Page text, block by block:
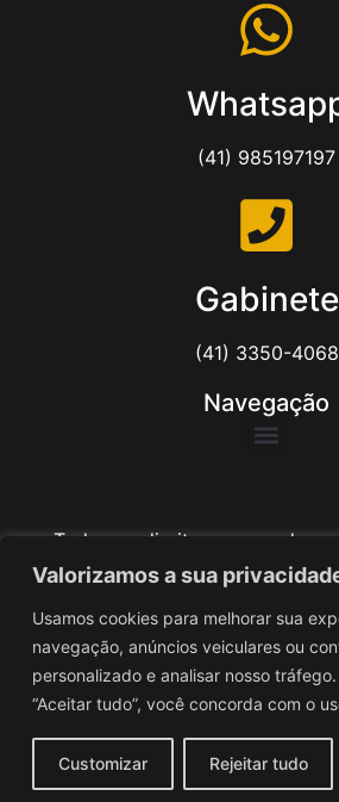
Valorizamos a sua
Usamos cookies para melhorar sua
navegação, anúncios veiculares ou
personalizado e analisar nosso
“Aceitar tudo”, você concorda com o
Customizar Rejeitar tudo
(41) 985197197
Gabinete
(41) 3350-4068
Navegação
Todos os direitos reservados
Barichello
Desenvolvido por